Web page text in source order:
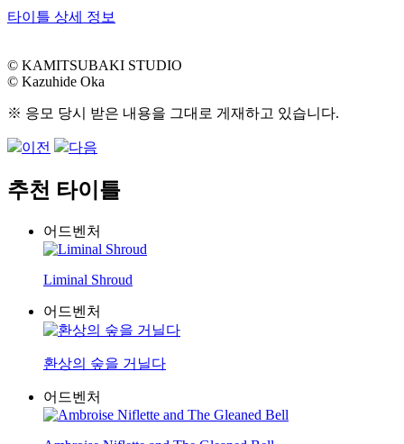
타이틀 상세 정보
© KAMITSUBAKI STUDIO
© Kazuhide Oka
※ 응모 당시 받은 내용을 그대로 게재하고 있습니다.
이전 다음
추천 타이틀
어드벤처
Liminal Shroud
어드벤처
환상의 숲을 거닐다
어드벤처